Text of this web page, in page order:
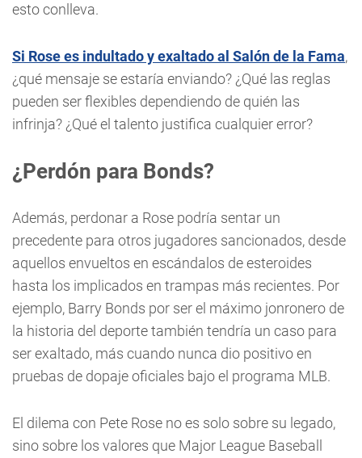
esto conlleva.
Si Rose es indultado y exaltado al Salón de la Fama,
¿qué mensaje se estaría enviando? ¿Qué las reglas
pueden ser flexibles dependiendo de quién las
infrinja? ¿Qué el talento justifica cualquier error?
¿Perdón para Bonds?
Además, perdonar a Rose podría sentar un
precedente para otros jugadores sancionados, desde
aquellos envueltos en escándalos de esteroides
hasta los implicados en trampas más recientes. Por
ejemplo, Barry Bonds por ser el máximo jonronero de
la historia del deporte también tendría un caso para
ser exaltado, más cuando nunca dio positivo en
pruebas de dopaje oficiales bajo el programa MLB.
El dilema con Pete Rose no es solo sobre su legado,
sino sobre los valores que Major League Baseball